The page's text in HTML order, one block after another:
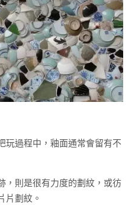
玩過程中，釉面通常會留有不
，則是很有力度的劃紋，或彷
片劃紋。